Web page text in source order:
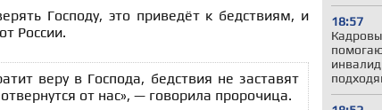
18:57
Господу, это приведёт к бедствиям, и
России.
веру в Господа, бедствия не заставят
от нас», — говорила пророчица.